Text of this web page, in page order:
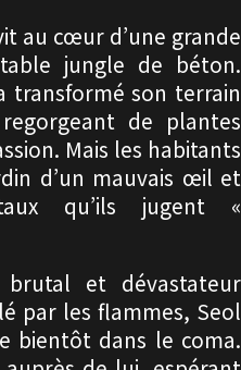
au cœur d’une grande
jungle de béton.
transformé son terrain
de plantes
Mais les habitants
d’un mauvais œil et
qu’ils jugent «
et dévastateur
par les flammes, Seol
bientôt dans le coma.